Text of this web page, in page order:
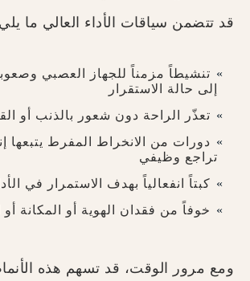
قد تتضمن سياقات الأداء العالي ما
تنشيطاً مزمناً للجهاز العصبي
إلى حالة الاستقرار
تعذّر الراحة دون شعور بالذنب أو
دورات من الانخراط المفرط يتبعها
تراجع وظيفي
كبتاً انفعالياً بهدف الاستمرار في
خوفاً من فقدان الهوية أو المكانة
ومع مرور الوقت، قد تسهم هذه